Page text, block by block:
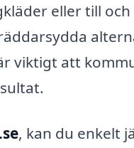
eller till
viktigt att
, kan du enkelt